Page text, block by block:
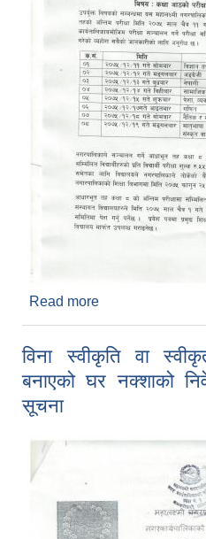
Read more
विना स्वीकृति वा
बनाएको घर नक्शाको
सूचना